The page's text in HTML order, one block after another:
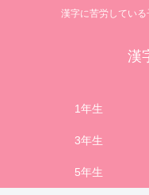
漢字に苦労してい
漢
1年生
3年生
5年生